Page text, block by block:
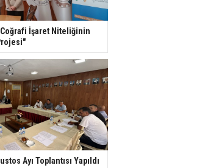
İşaret Niteliğinin
Ayı Toplantısı Yapıldı